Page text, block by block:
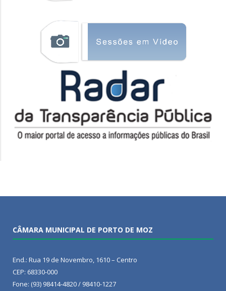
CÂMARA MUNICIPAL DE PORTO DE MOZ
End.: Rua 19 de Novembro, 1610 – Centro
CEP: 68330-000
Fone: (93) 98414-4820 / 98410-1227